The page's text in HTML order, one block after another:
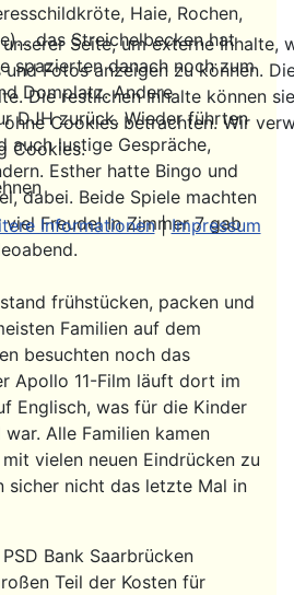
Haie, Rochen,
das Streichelbecken hat
spazierten danach noch zum
Domplatz. Andere
DJH zurück. Wieder führten
auch lustige Gespräche,
Esther hatte Bingo und
dabei. Beide Spiele machten
Freude! In Zimmer 7 gab
frühstücken, packen und
Familien auf dem
besuchten noch das
Apollo 11-Film läuft dort im
Englisch, was für die Kinder
Alle Familien kamen
vielen neuen Eindrücken zu
sicher nicht das letzte Mal in
Bank Saarbrücken
Teil der Kosten für
Seite, um externe Inhalte,
und Fotos anzeigen zu können.
Die restlichen Inhalte können sie
Cookies betrachten. Wir
Cookies.
Informationen|Impressum